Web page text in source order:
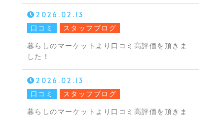
2026.02.13
口コミ スタッフブログ
暮らしのマーケットより口コミ高評価を頂きま
した！
2026.02.13
口コミ スタッフブログ
暮らしのマーケットより口コミ高評価を頂きま